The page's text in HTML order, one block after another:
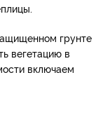
грунте
вегетацию в
включаем